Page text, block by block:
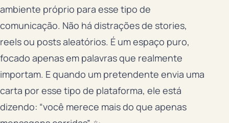
ambiente próprio para esse tipo de
comunicação. Não há distrações de stories,
reels ou posts aleatórios. É um espaço puro,
focado apenas em palavras que realmente
importam. E quando um pretendente envia uma
carta por esse tipo de plataforma, ele está
dizendo: “você merece mais do que apenas